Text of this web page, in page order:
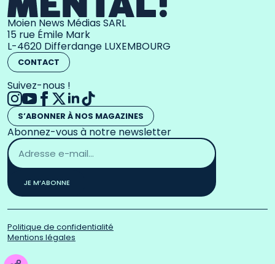
Moien News Médias SARL
15 rue Émile Mark
L-4620 Differdange LUXEMBOURG
CONTACT
Suivez-nous !
S’ABONNER À NOS MAGAZINES
Abonnez-vous à notre newsletter
Adresse
email
*
JE M’ABONNE
Politique de confidentialité
Mentions légales